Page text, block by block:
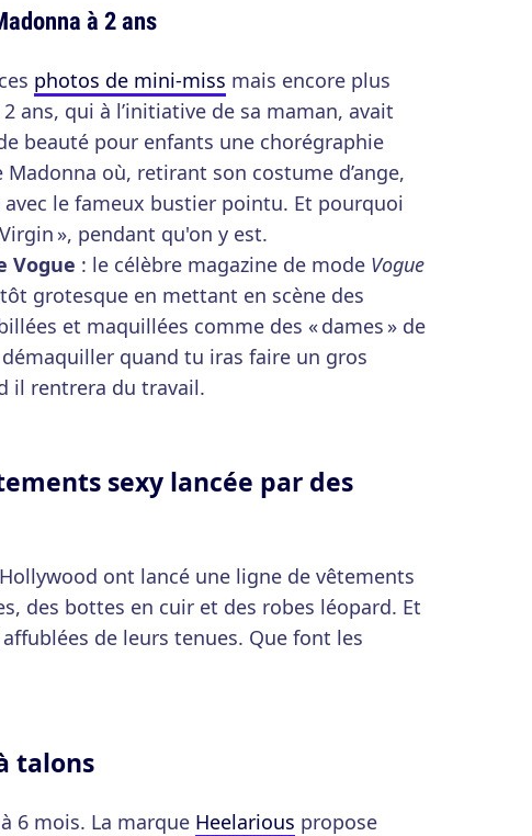
à 2 ans
photos de mini-miss mais encore plus
ans, qui à l’initiative de sa maman, avait
beauté pour enfants une chorégraphie
où, retirant son costume d’ange,
le fameux bustier pointu. Et pourquoi
», pendant qu'on y est.
Vogue : le célèbre magazine de mode Vogue
grotesque en mettant en scène des
et maquillées comme des « dames » de
quand tu iras faire un gros
il rentrera du travail.
sexy lancée par des
ont lancé une ligne de vêtements
des bottes en cuir et des robes léopard. Et
de leurs tenues. Que font les
talons
6 mois. La marque Heelarious propose